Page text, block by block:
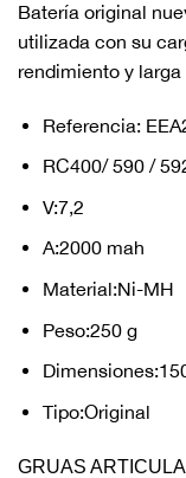
Batería original
utilizada con su
rendimiento y
Referencia:
RC400/ 590 /
V:7,2
A:2000 mah
Material:Ni-MH
Peso:250 g
Tipo:Original
GRUAS